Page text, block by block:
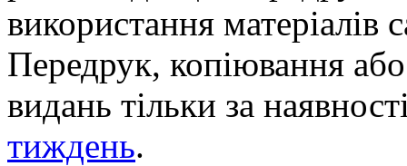
використання матеріалів
Передрук, копіювання
видань тільки за
тиждень.